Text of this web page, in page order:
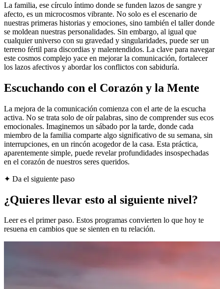
La familia, ese círculo íntimo donde se funden lazos de sangre y
afecto, es un microcosmos vibrante. No solo es el escenario de
nuestras primeras historias y emociones, sino también el taller donde
se moldean nuestras personalidades. Sin embargo, al igual que
cualquier universo con su gravedad y singularidades, puede ser un
terreno fértil para discordias y malentendidos. La clave para navegar
este cosmos complejo yace en mejorar la comunicación, fortalecer
los lazos afectivos y abordar los conflictos con sabiduría.
Escuchando con el Corazón y la Mente
La mejora de la comunicación comienza con el arte de la escucha
activa. No se trata solo de oír palabras, sino de comprender sus ecos
emocionales. Imaginemos un sábado por la tarde, donde cada
miembro de la familia comparte algo significativo de su semana, sin
interrupciones, en un rincón acogedor de la casa. Esta práctica,
aparentemente simple, puede revelar profundidades insospechadas
en el corazón de nuestros seres queridos.
✦ Da el siguiente paso
¿Quieres llevar esto al siguiente nivel?
Leer es el primer paso. Estos programas convierten lo que hoy te
resuena en cambios que se sienten en tu relación.